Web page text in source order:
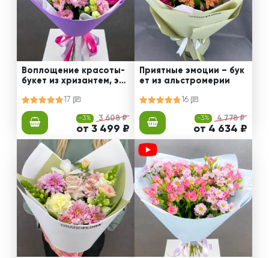
Воплощение красоты-
букет из хризантем, эус
17
-3% 3 608 ₽
от 3 499 ₽
Приятные эмоции – бук
ет из альстромерии
16
-3% 4 778 ₽
от 4 634 ₽